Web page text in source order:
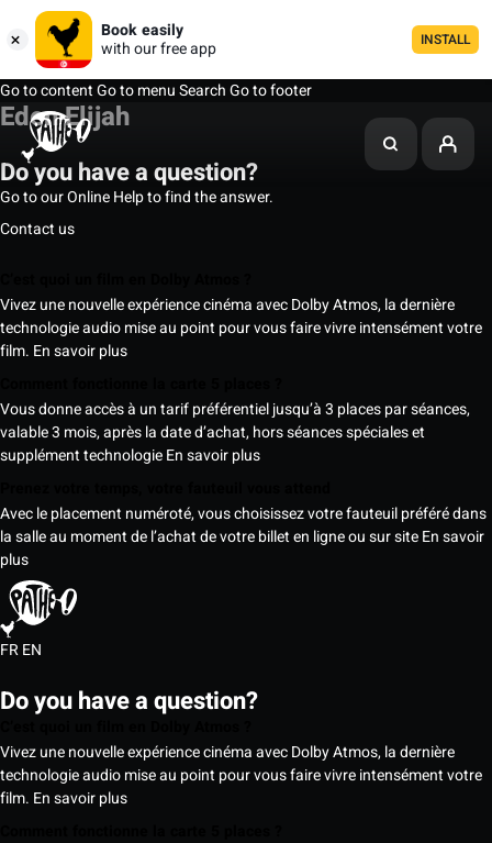
Book easily
with our free app
INSTALL
Go to contentGo to menuSearchGo to footer
Eden Elijah
Do you have a question?
Go to our Online Help to find the answer.
Contact us
Vivez une nouvelle expérience cinéma avec Dolby Atmos, la dernière
technologie audio mise au point pour vous faire vivre intensément votre
film. En savoir plus
Vous donne accès à un tarif préférentiel jusqu’à 3 places par séances,
valable 3 mois, après la date d’achat, hors séances spéciales et
supplément technologieEn savoir plus
Avec le placement numéroté, vous choisissez votre fauteuil préféré dans
la salle au moment de l’achat de votre billet en ligne ou sur siteEn savoir
plus
FREN
Do you have a question?
Vivez une nouvelle expérience cinéma avec Dolby Atmos, la dernière
technologie audio mise au point pour vous faire vivre intensément votre
film. En savoir plus